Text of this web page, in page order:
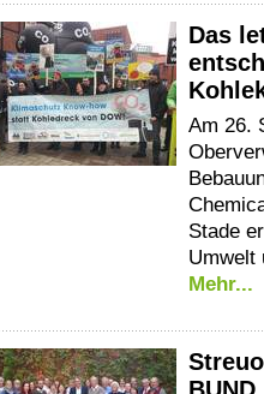
Das
Am 26.
Stade
Umwelt
Mehr...